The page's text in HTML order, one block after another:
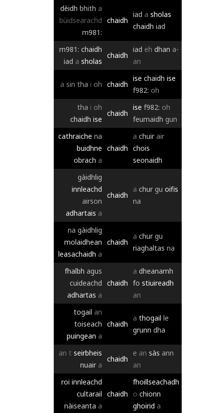
dèidh bhith a
bùidsearachd
m981:
chaidh
iad a sholas
chaidh iad
m981: chaidh
iad a sholas
chaidh
iad eh dhan a-
an
a sin tha i oh chaidh
ise chaidh ise
f982: oh
tha i oh
chaidh ise
chaidh
ise f982: oh
feumaidh gun
cathraiche na
buidhne
obrach a
chaidh
a chuir air
chois
seonaidh
gàidhlig
innleachd
airson
adhartais a
chaidh
a chur gu oifis
na
na gàidhlig
molaidhean
leasachaidh a
chaidh
a chur gu
riaghaltas na
fhalbh agus
cuideachd
adhartas a
chaidh
a dheanamh
fo stiuireadh
an
togail an
toiseach
puingean a
chaidh
a thogail le
grunn dha
an t seirbheis
nuair a
chaidh
e an sàs ann
an
roi innleachd
cultarail
nàiseanta a
chaidh
fhoillseachadh
o chionn
ghoirid a